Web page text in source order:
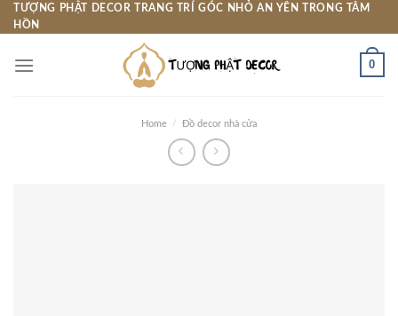
Skip
to
TƯỢNG PHẬT DECOR TRANG TRÍ GÓC NHỎ AN YÊN TRONG TÂM
HỒN
0
Home / Đồ decor nhà cửa